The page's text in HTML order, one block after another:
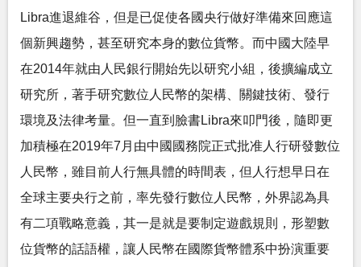
Libra進退維谷，但是已促使各國央行做好準備來回應這
個新興趨勢，甚至研究本身的數位貨幣。而中國大陸早
在2014年就由人民銀行開始先以研究小組，後擴編成立
研究所，著手研究數位人民幣的架構、關鍵技術、發行
環境及法律考量。但一直到臉書Libra來叩門後，隨即更
加積極在2019年7月由中國國務院正式批准人行研發數位
人民幣，雖目前人行無具體的時間表，但人行想早日在
全球主要央行之前，率先發行數位人民幣，外界認為具
有二項戰略意義，其一是就是要制定遊戲規則，形塑數
位貨幣的話語權，讓人民幣在國際貨幣體系中扮演重要